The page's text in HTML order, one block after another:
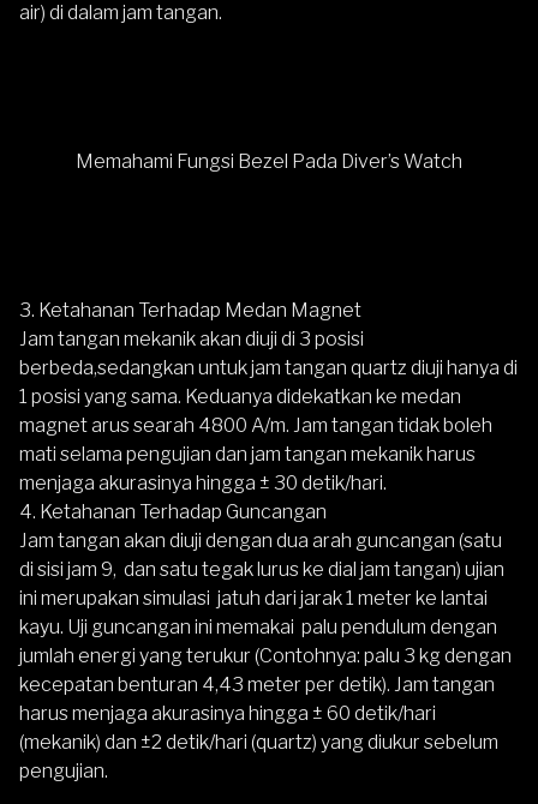
air) di dalam jam tangan.
Memahami Fungsi Bezel Pada Diver’s Watch
3. Ketahanan Terhadap Medan Magnet
Jam tangan mekanik akan diuji di 3 posisi
berbeda,sedangkan untuk jam tangan quartz diuji hanya di
1 posisi yang sama. Keduanya didekatkan ke medan
magnet arus searah 4800 A/m. Jam tangan tidak boleh
mati selama pengujian dan jam tangan mekanik harus
menjaga akurasinya hingga ± 30 detik/hari.
4. Ketahanan Terhadap Guncangan
Jam tangan akan diuji dengan dua arah guncangan (satu
di sisi jam 9, dan satu tegak lurus ke dial jam tangan) ujian
ini merupakan simulasi jatuh dari jarak 1 meter ke lantai
kayu. Uji guncangan ini memakai palu pendulum dengan
jumlah energi yang terukur (Contohnya: palu 3 kg dengan
kecepatan benturan 4,43 meter per detik). Jam tangan
harus menjaga akurasinya hingga ± 60 detik/hari
(mekanik) dan ±2 detik/hari (quartz) yang diukur sebelum
pengujian.